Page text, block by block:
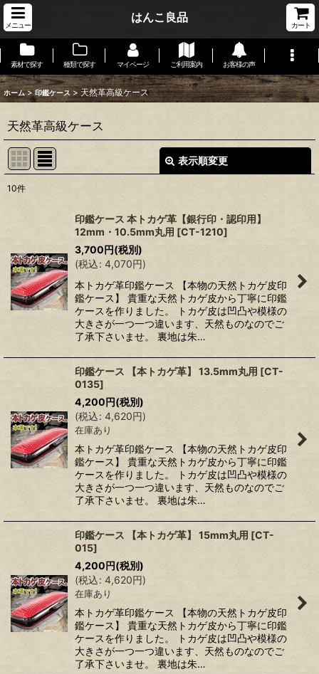
メニュー
はんこ良品
カート
素材で探す 種類で探す マイページ ご利用案内 お客様の声
ホーム > 印鑑ケース > 天然革高級ケース
天然革高級ケース
表示順変更
並び順:
絞り込む
10件
印鑑ケース 本トカゲ革【銀行印・認印用】
12mm・10.5mm丸用 [CT-1210]
3,700円(税別)
(税込: 4,070円)
本トカゲ革印鑑ケース 【本物の天然トカゲ皮印
鑑ケース】 貴重な天然トカゲ皮から丁寧に印鑑
ケースを作りました。 トカゲ皮は凹凸や模様の
大きさが一つ一つ違います、天然ものなのでご
了承下さいませ。 裏地は朱…
印鑑ケース 【本トカゲ革】 13.5mm丸用 [CT-
0135]
4,200円(税別)
(税込: 4,620円)
在庫あり
本トカゲ革印鑑ケース 【本物の天然トカゲ皮印
鑑ケース】 貴重な天然トカゲ皮から丁寧に印鑑
ケースを作りました。 トカゲ皮は凹凸や模様の
大きさが一つ一つ違います、天然ものなのでご
了承下さいませ。 裏地は朱…
印鑑ケース 【本トカゲ革】 15mm丸用 [CT-
015]
4,200円(税別)
(税込: 4,620円)
在庫あり
本トカゲ革印鑑ケース 【本物の天然トカゲ皮印
鑑ケース】 貴重な天然トカゲ皮から丁寧に印鑑
ケースを作りました。 トカゲ皮は凹凸や模様の
大きさが一つ一つ違います、天然ものなのでご
了承下さいませ。 裏地は朱…